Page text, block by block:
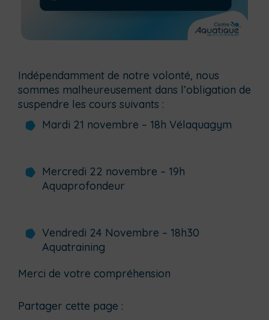
Indépendamment de notre volonté, nous
sommes malheureusement dans l’obligation de
suspendre les cours suivants :
Mardi 21 novembre – 18h Vélaquagym
Mercredi 22 novembre – 19h
Aquaprofondeur
Vendredi 24 Novembre – 18h30
Aquatraining
Merci de votre compréhension
Partager cette page :